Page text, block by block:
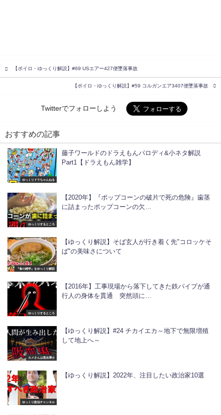
【ボイロ・ゆっくり解説】#69 USエアー427便墜落事故
【ボイロ・ゆっくり解説】#59 コルガンエア3407便墜落事故
Twitterでフォローしよう
おすすめの記事
ゆっくりドラちゃんねる
藤子ワールドのドラえもんパロディ&小ネタ解説
Part1【ドラえもん雑学】
ゆっくりするところ
【2020年】『ポップコーンの破片で死の危険』歯茎
に詰まったポップコーンの欠…
『食の雑学』をゆっくり解説
【ゆっくり解説】そば玄人が行き着く先"コロッケそ
ば"の美味さについて
ゆっくりするところ
【2016年】工事現場から落下してきた鉄パイプが通
行人の身体を貫通 突然頭に…
カメさんは昆虫博士
【ゆっくり解説】#24 チカイエカ～地下で無限増殖
して地上へ～
ゆっくり政治チャンネル
【ゆっくり解説】2022年、注目したい政治家10選